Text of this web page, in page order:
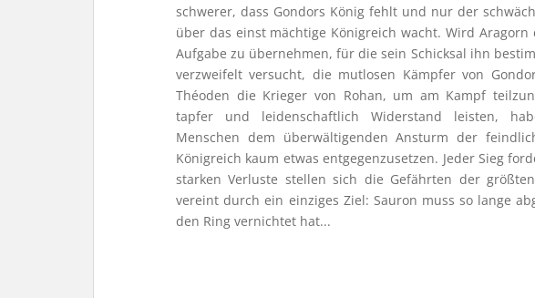
schwerer, dass Gondors König fehlt und nur der
über das einst mächtige Königreich wacht. Wird
Aufgabe zu übernehmen, für die sein Schicksal ihn
verzweifelt versucht, die mutlosen Kämpfer von
Théoden die Krieger von Rohan, um am Kampf
tapfer und leidenschaftlich Widerstand leisten,
Menschen dem überwältigenden Ansturm der
Königreich kaum etwas entgegenzusetzen. Jeder Sieg
starken Verluste stellen sich die Gefährten der
vereint durch ein einziges Ziel: Sauron muss so lange
den Ring vernichtet hat...